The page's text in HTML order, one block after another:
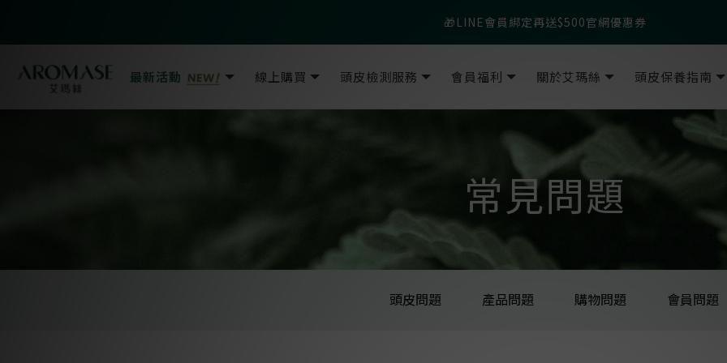
父親節爸氣寵愛👔暖心組合限時優惠◤前往選購❤️◢
🎁LINE會員綁定再送$500官網優惠券
最新活動 線上購買 頭皮檢測服務 會員福利 關於艾瑪絲 頭皮保養指南
常見問題
頭皮問題 產品問題 購物問題 會員問題